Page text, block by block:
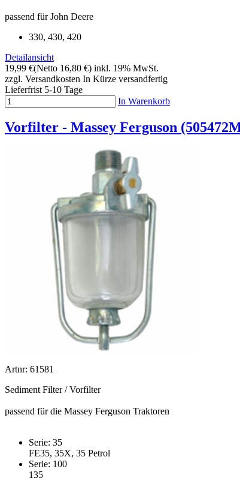
passend für John Deere
330, 430, 420
Detailansicht
19,99 €(Netto 16,80 €) inkl. 19% MwSt.
zzgl. Versandkosten In Kürze versandfertig
Lieferfrist 5-10 Tage
In Warenkorb
Vorfilter - Massey Ferguson
Artnr: 61581
Sediment Filter / Vorfilter
passend für die Massey Ferguson Traktoren
Serie: 35
FE35, 35X, 35 Petrol
Serie: 100
135